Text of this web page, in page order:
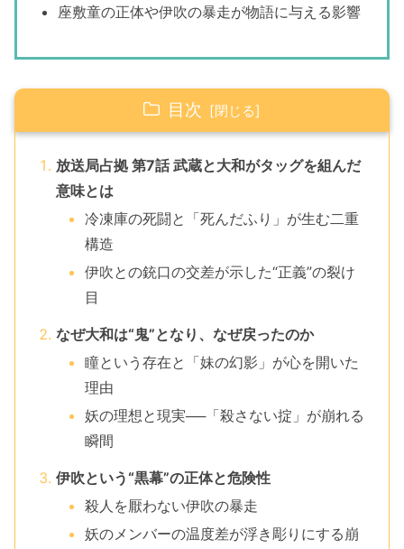
座敷童の正体や伊吹の暴走が物語に与える影響
目次
放送局占拠 第7話 武蔵と大和がタッグを組んだ
意味とは
冷凍庫の死闘と「死んだふり」が生む二重
構造
伊吹との銃口の交差が示した“正義”の裂け
目
なぜ大和は“鬼”となり、なぜ戻ったのか
瞳という存在と「妹の幻影」が心を開いた
理由
妖の理想と現実──「殺さない掟」が崩れる
瞬間
伊吹という“黒幕”の正体と危険性
殺人を厭わない伊吹の暴走
妖のメンバーの温度差が浮き彫りにする崩